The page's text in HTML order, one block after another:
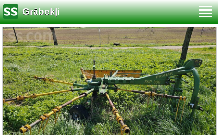
Grābekļi